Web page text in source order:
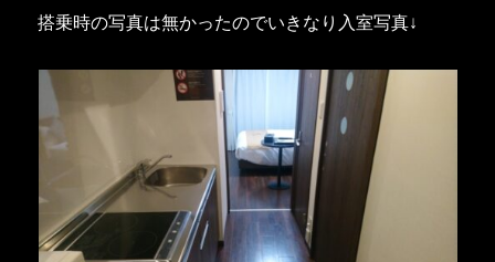
搭乗時の写真は無かったのでいきなり入室写真↓